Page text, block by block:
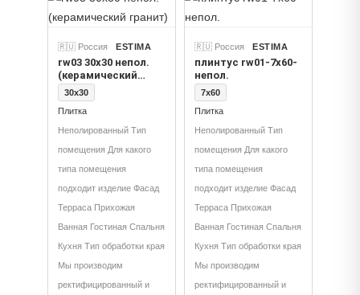
🇷🇺 Россия ESTIMA
rw03 30x30 непол.
(керамический
гранит)
30x30
Плитка
Неполированный Тип
помещения Для какого
типа помещения
подходит изделие Фасад
Терраса Прихожая
Ванная Гостиная Спальня
Кухня Тип обработки края
Мы производим
ректифицированный и
🇷🇺 Россия ESTIMA
плинтус rw01-7x60-
непол.
7x60
Плитка
Неполированный Тип
помещения Для какого
типа помещения
подходит изделие Фасад
Терраса Прихожая
Ванная Гостиная Спальня
Кухня Тип обработки края
Мы производим
ректифицированный и